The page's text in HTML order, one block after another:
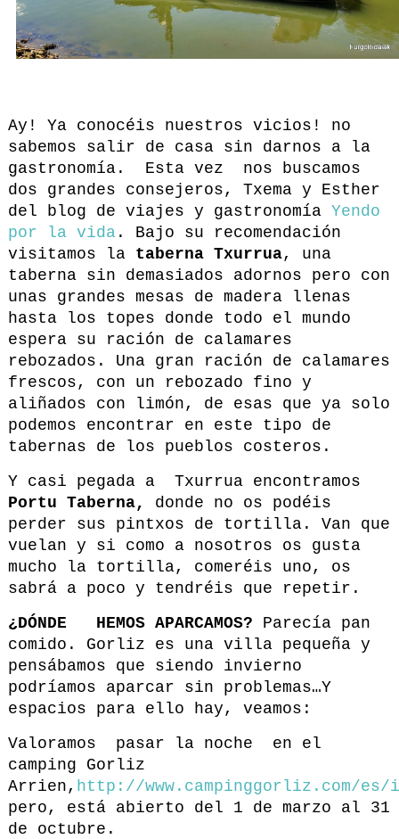
Ay! Ya conocéis nuestros vicios! no
sabemos salir de casa sin darnos a la
gastronomía. Esta vez nos buscamos
dos grandes consejeros, Txema y Esther
del blog de viajes y gastronomía Yendo
por la vida. Bajo su recomendación
visitamos la taberna Txurrua, una
taberna sin demasiados adornos pero con
unas grandes mesas de madera llenas
hasta los topes donde todo el mundo
espera su ración de calamares
rebozados. Una gran ración de calamares
frescos, con un rebozado fino y
aliñados con limón, de esas que ya solo
podemos encontrar en este tipo de
tabernas de los pueblos costeros.
Y casi pegada a Txurrua encontramos
Portu Taberna,
donde no os podéis
perder sus pintxos de tortilla. Van que
vuelan y si como a nosotros os gusta
mucho la tortilla, comeréis uno, os
sabrá a poco y tendréis que repetir.
¿DÓNDE HEMOS APARCAMOS? Parecía pan
comido. Gorliz es una villa pequeña y
pensábamos que siendo invierno
podríamos aparcar sin problemas…Y
espacios para ello hay, veamos:
Valoramos pasar la noche en el
camping Gorliz
Arrien, http://www.campinggorliz.com/
pero, está abierto del 1 de marzo al 31
de octubre.